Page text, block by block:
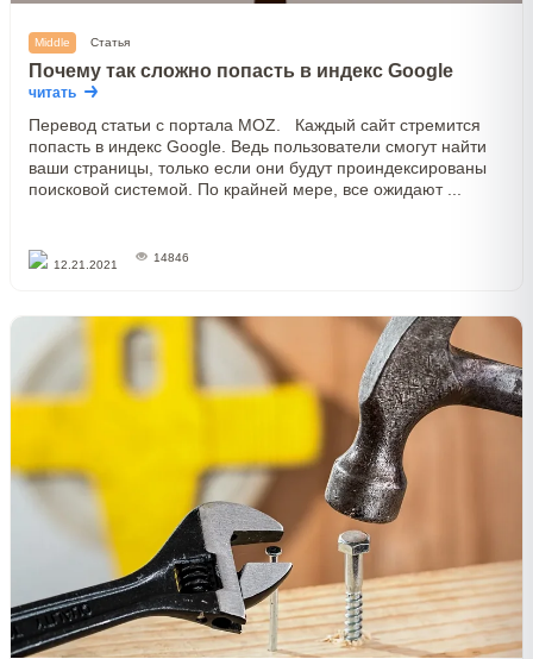
Middle Статья
Почему так сложно попасть в индекс Google
читать
Перевод статьи с портала MOZ. Каждый сайт стремится
попасть в индекс Google. Ведь пользователи смогут найти
ваши страницы, только если они будут проиндексированы
поисковой системой. По крайней мере, все ожидают ...
12.21.2021
14846